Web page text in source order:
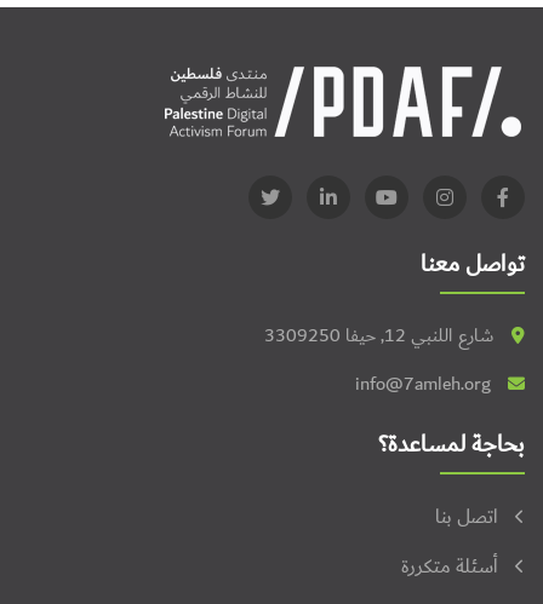
تواصل معنا
شارع اللنبي 12, حيفا 3309250
info@7amleh.org
بحاجة لمساعدة؟
اتصل بنا
أسئلة متكررة